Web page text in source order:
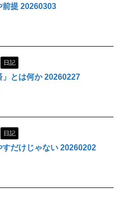
前提 20260303
日記
」とは何か 20260227
日記
すだけじゃない 20260202